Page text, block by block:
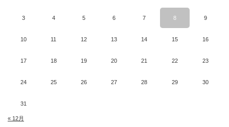
3 4 5 6 7 8 9
10 11 12 13 14 15 16
17 18 19 20 21 22 23
24 25 26 27 28 29 30
31
« 12月